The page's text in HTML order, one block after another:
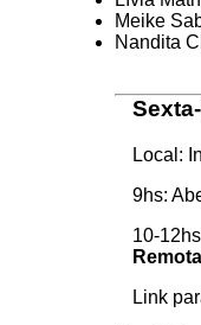
Meike
Nandita
Local:
9hs:
10-
Remota
Link